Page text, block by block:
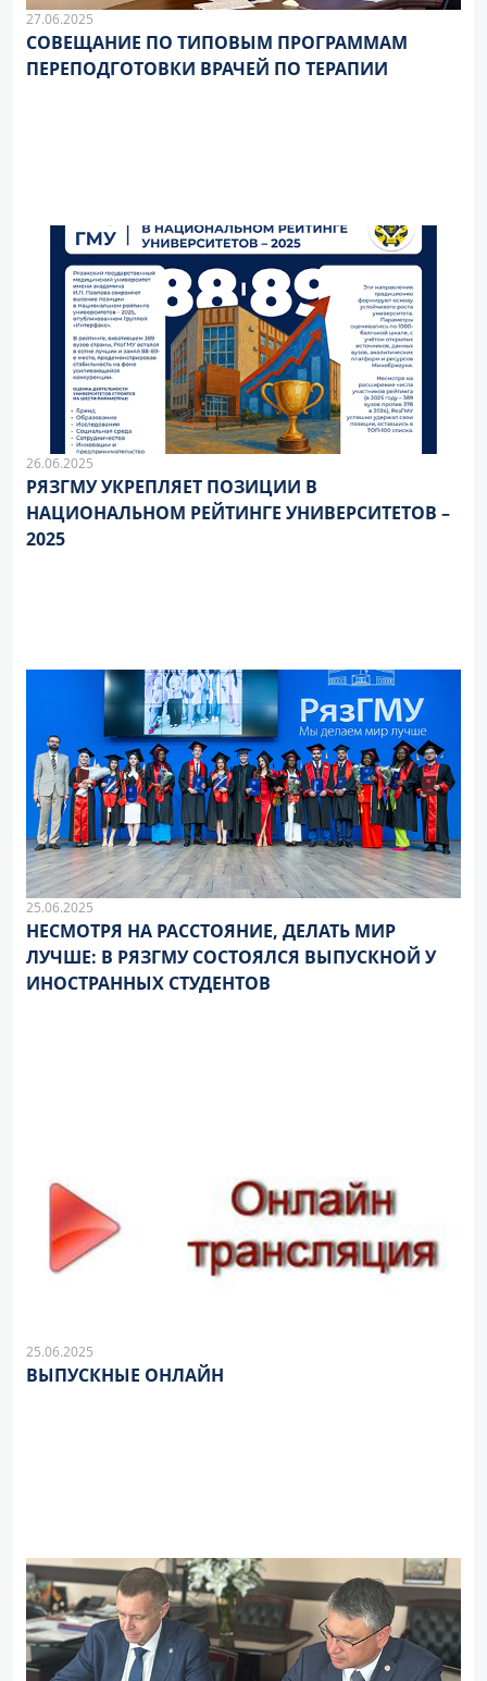
27.06.2025
СОВЕЩАНИЕ ПО ТИПОВЫМ ПРОГРАММАМ
ПЕРЕПОДГОТОВКИ ВРАЧЕЙ ПО ТЕРАПИИ
26.06.2025
РЯЗГМУ УКРЕПЛЯЕТ ПОЗИЦИИ В
НАЦИОНАЛЬНОМ РЕЙТИНГЕ УНИВЕРСИТЕТОВ –
2025
25.06.2025
НЕСМОТРЯ НА РАССТОЯНИЕ, ДЕЛАТЬ МИР
ЛУЧШЕ: В РЯЗГМУ СОСТОЯЛСЯ ВЫПУСКНОЙ У
ИНОСТРАННЫХ СТУДЕНТОВ
25.06.2025
ВЫПУСКНЫЕ ОНЛАЙН